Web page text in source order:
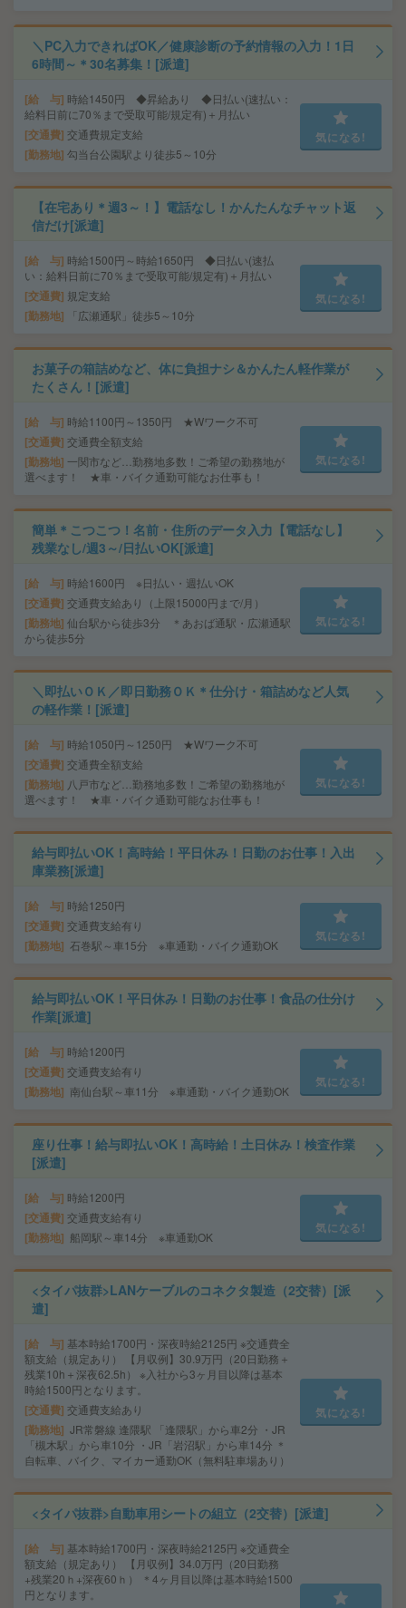
＼PC入力できればOK／健康診断の予約情報の入力！1日
6時間～＊30名募集！[派遣]
給 与 時給1450円 ◆昇給あり ◆日払い(速払い：
給料日前に70％まで受取可能/規定有)＋月払い
交通費 交通費規定支給
勤務地 勾当台公園駅より徒歩5～10分
気になる!
【在宅あり＊週3～！】電話なし！かんたんなチャット返
信だけ[派遣]
給 与 時給1500円～時給1650円 ◆日払い(速払
い：給料日前に70％まで受取可能/規定有)＋月払い
交通費 規定支給
勤務地 「広瀬通駅」徒歩5～10分
気になる!
お菓子の箱詰めなど、体に負担ナシ＆かんたん軽作業が
たくさん！[派遣]
給 与 時給1100円～1350円 ★Wワーク不可
交通費 交通費全額支給
勤務地 一関市など…勤務地多数！ご希望の勤務地が
選べます！ ★車・バイク通勤可能なお仕事も！
気になる!
簡単＊こつこつ！名前・住所のデータ入力【電話なし】
残業なし/週3～/日払いOK[派遣]
給 与 時給1600円 ※日払い・週払いOK
交通費 交通費支給あり（上限15000円まで/月）
勤務地 仙台駅から徒歩3分 ＊あおば通駅・広瀬通駅
から徒歩5分
気になる!
＼即払いＯＫ／即日勤務ＯＫ＊仕分け・箱詰めなど人気
の軽作業！[派遣]
給 与 時給1050円～1250円 ★Wワーク不可
交通費 交通費全額支給
勤務地 八戸市など…勤務地多数！ご希望の勤務地が
選べます！ ★車・バイク通勤可能なお仕事も！
気になる!
給与即払いOK！高時給！平日休み！日勤のお仕事！入出
庫業務[派遣]
給 与 時給1250円
交通費 交通費支給有り
勤務地 石巻駅～車15分 ※車通勤・バイク通勤OK
気になる!
給与即払いOK！平日休み！日勤のお仕事！食品の仕分け
作業[派遣]
給 与 時給1200円
交通費 交通費支給有り
勤務地 南仙台駅～車11分 ※車通勤・バイク通勤OK
気になる!
座り仕事！給与即払いOK！高時給！土日休み！検査作業
[派遣]
給 与 時給1200円
交通費 交通費支給有り
勤務地 船岡駅～車14分 ※車通勤OK
気になる!
<タイパ抜群>LANケーブルのコネクタ製造（2交替）[派
遣]
給 与 基本時給1700円・深夜時給2125円 ※交通費全
額支給（規定あり） 【月収例】30.9万円（20日勤務＋
残業10h＋深夜62.5h） ※入社から3ヶ月目以降は基本
時給1500円となります。
交通費 交通費支給あり
勤務地 JR常磐線 逢隈駅 「逢隈駅」から車2分 ・JR
「槻木駅」から車10分 ・JR「岩沼駅」から車14分 ＊
自転車、バイク、マイカー通勤OK（無料駐車場あり）
気になる!
<タイパ抜群>自動車用シートの組立（2交替）[派遣]
給 与 基本時給1700円・深夜時給2125円 ※交通費全
額支給（規定あり） 【月収例】34.0万円（20日勤務
+残業20ｈ+深夜60ｈ） ＊4ヶ月目以降は基本時給1500
円となります。